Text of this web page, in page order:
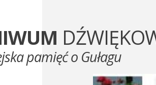
pamięć o Gułagu